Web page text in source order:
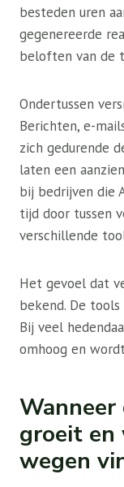
besteden uren
gegenereerde
beloften van de
Ondertussen
Berichten, e-
zich gedurende
laten een
bij bedrijven die
tijd door tussen
verschillende
Het gevoel dat
bekend. De
Bij veel
omhoog en
groeit
wegen